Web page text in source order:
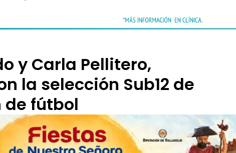
y Carla Pellitero,
la selección Sub12 de
de fútbol